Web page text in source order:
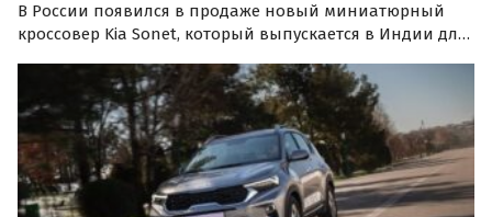
В России появился в продаже новый миниатюрный
кроссовер Kia Sonet, который выпускается в Индии для
порядке, а цены на одном из классифайдов при
условии доставки автомобиля под заказ стартуют от 2